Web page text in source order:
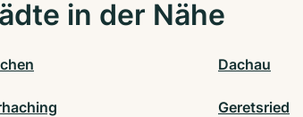
in der Nähe
Dachau
Geretsried